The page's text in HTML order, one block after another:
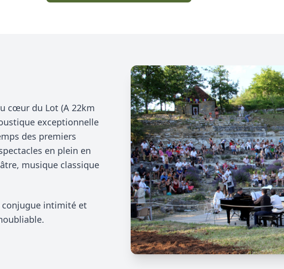
cœur du Lot (A 22km
exceptionnelle
des premiers
en plein en
musique classique
conjugue intimité et